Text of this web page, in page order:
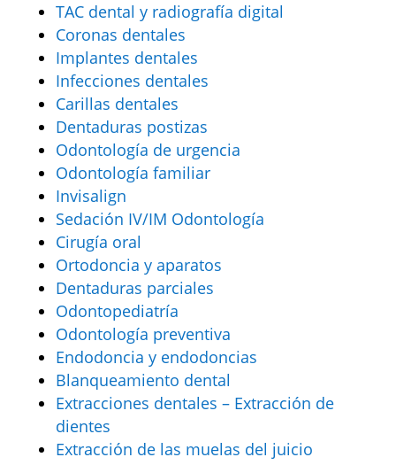
TAC dental y radiografía digital
Coronas dentales
Implantes dentales
Infecciones dentales
Carillas dentales
Dentaduras postizas
Odontología de urgencia
Odontología familiar
Invisalign
Sedación IV/IM Odontología
Cirugía oral
Ortodoncia y aparatos
Dentaduras parciales
Odontopediatría
Odontología preventiva
Endodoncia y endodoncias
Blanqueamiento dental
Extracciones dentales – Extracción de
dientes
Extracción de las muelas del juicio